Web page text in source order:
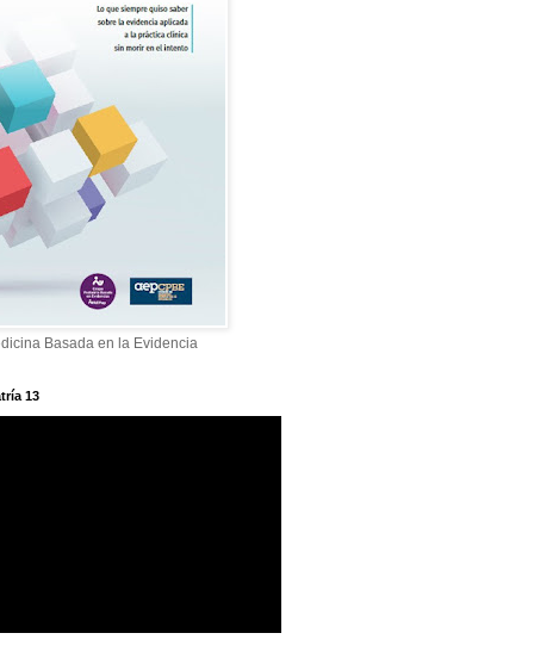
Basada en la Evidencia
13